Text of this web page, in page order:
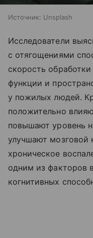
Источник: Unsplash
Исследователи
с отягощениями
скорость
функции и
у пожилых людей.
положительно
повышают уровень
улучшают мозговой
хроническое
одним из факторов
когнитивных